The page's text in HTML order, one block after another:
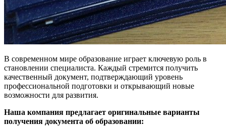
В современном мире образование играет ключевую роль в
становлении специалиста. Каждый стремится получить
качественный документ, подтверждающий уровень
профессиональной подготовки и открывающий новые
возможности для развития.
Наша компания предлагает оригинальные варианты
получения документа об образовании: